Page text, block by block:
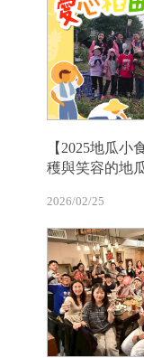
【2025地瓜
穫與笑容的地
2026/02/25